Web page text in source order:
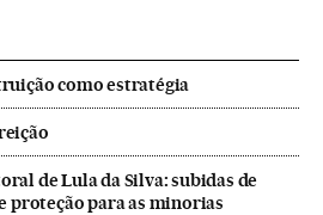
como estratégia
de Lula da Silva: subidas de
proteção para as minorias